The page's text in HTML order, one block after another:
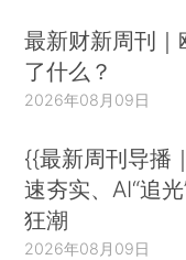
最新财新周刊
了什么？
2026年08月09日
{{最新周刊导播
速夯实、AI“追
狂潮
2026年08月09日